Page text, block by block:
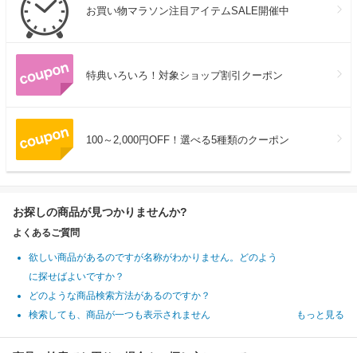
お買い物マラソン注目アイテムSALE開催中
特典いろいろ！対象ショップ割引クーポン
100～2,000円OFF！選べる5種類のクーポン
お探しの商品が見つかりませんか?
よくあるご質問
欲しい商品があるのですが名称がわかりません。どのよう
に探せばよいですか？
どのような商品検索方法があるのですか？
検索しても、商品が一つも表示されません
もっと見る